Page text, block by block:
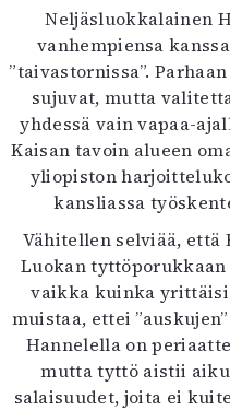
5/
Tilaus
Neljäsluokkalainen
vanhempiensa
”taivastornissa”.
sujuvat, mutta
yhdessä vain vapaa-
Kaisan tavoin alueen
yliopiston
kansliassa
Vähitellen selviää, että
Luokan tyttöporukkaan
vaikka kuinka
muistaa, ettei
Hannelella on
mutta tyttö aistii
salaisuudet, joita ei